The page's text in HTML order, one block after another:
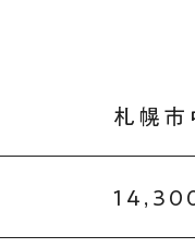
札幌市